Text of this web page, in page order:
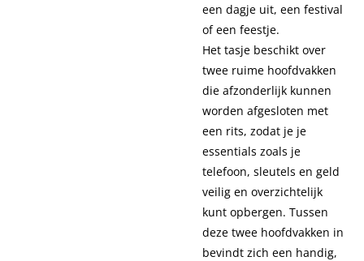
een dagje uit, een festival
of een feestje.
Het tasje beschikt over
twee ruime hoofdvakken
die afzonderlijk kunnen
worden afgesloten met
een rits, zodat je je
essentials zoals je
telefoon, sleutels en geld
veilig en overzichtelijk
kunt opbergen. Tussen
deze twee hoofdvakken in
bevindt zich een handig,